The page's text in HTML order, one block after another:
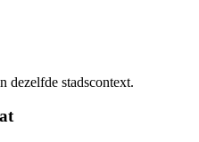
dezelfde stadscontext.